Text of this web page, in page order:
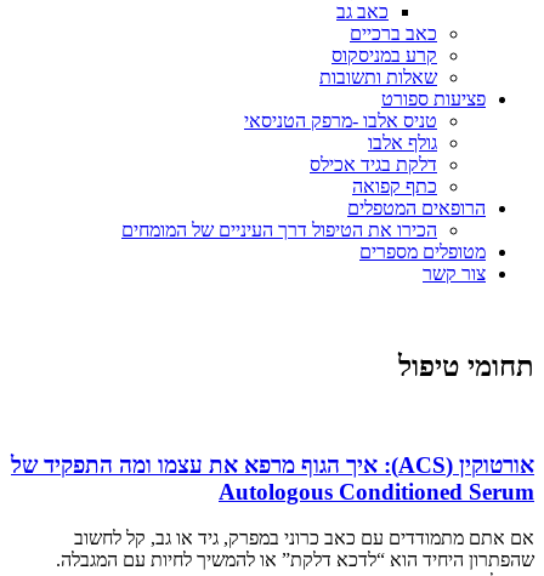
כאב גב
כאב ברכיים
קרע במניסקוס
שאלות ותשובות
פציעות ספורט
טניס אלבו -מרפק הטניסאי
גולף אלבו
דלקת בגיד אכילס
כתף קפואה
הרופאים המטפלים
הכירו את הטיפול דרך העיניים של המומחים
מטופלים מספרים
צור קשר
תחומי טיפול
אורטוקין (ACS): איך הגוף מרפא את עצמו ומה התפקיד של
Autologous Conditioned Serum
אם אתם מתמודדים עם כאב כרוני במפרק, גיד או גב, קל לחשוב
שהפתרון היחיד הוא “לדכא דלקת” או להמשיך לחיות עם המגבלה.